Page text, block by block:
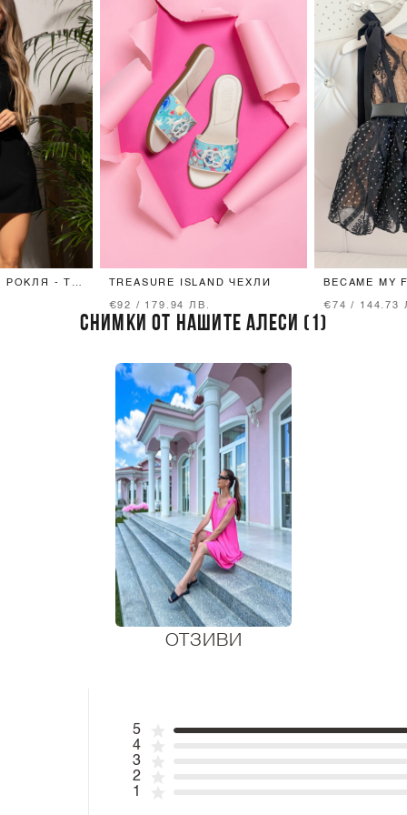
РОКЛЯ - T- TREASURE ISLAND ЧЕХЛИ
€92 / 179.94 ЛВ.
BECAME MY
€74 / 144.73
СНИМКИ ОТ НАШИТЕ АЛЕСИ (1)
ОТЗИВИ
5
4
3
2
1